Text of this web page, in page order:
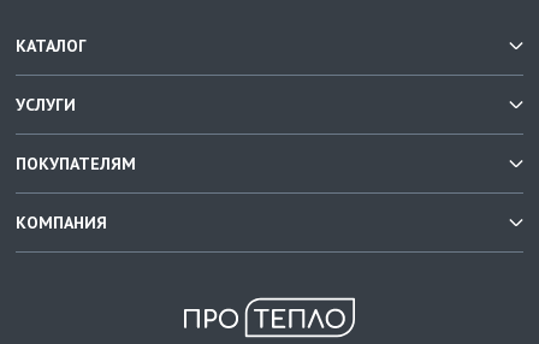
КАТАЛОГ
УСЛУГИ
ПОКУПАТЕЛЯМ
КОМПАНИЯ